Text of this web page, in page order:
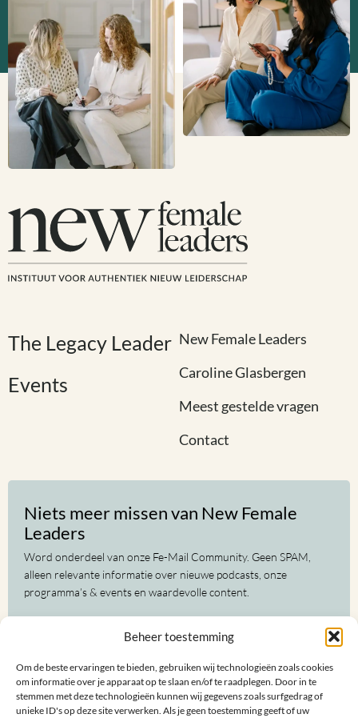
Beheer toestemming
Om de beste ervaringen te bieden, gebruiken wij technologieën zoals cookies
om informatie over je apparaat op te slaan en/of te raadplegen. Door in te
stemmen met deze technologieën kunnen wij gegevens zoals surfgedrag of
unieke ID's op deze site verwerken. Als je geen toestemming geeft of uw
The Legacy Leader
Events
New Female Leaders
Caroline Glasbergen
Meest gestelde vragen
Contact
Niets meer missen van New Female
Leaders
Word onderdeel van onze Fe-Mail Community. Geen SPAM,
alleen relevante informatie over nieuwe podcasts, onze
programma’s & events en waardevolle content.
(Vereist)
E-
mailadres
(Vereist)